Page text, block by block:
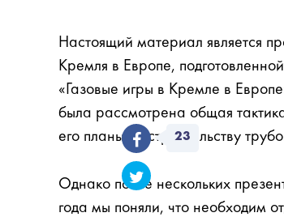
Настоящий материал является
Кремля в Европе,
«Газовые игры в Кремле в
была рассмотрена общая
его планы по строительству
Однако после нескольких
года мы поняли, что необходим
23